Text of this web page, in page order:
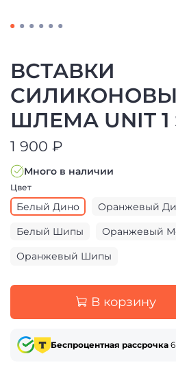
ВСТАВКИ
ШЛЕМА UNIT 1
1 900 ₽
Много в наличии
Цвет
Белый Дино Оранжевый
Белый Шипы Оранжевый
Оранжевый Шипы
В корзину
Беспроцентная рассрочка